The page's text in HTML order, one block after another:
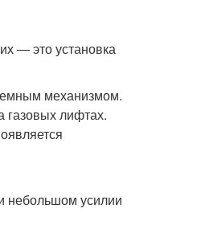
— это установка
механизмом.
газовых лифтах.
небольшом усилии